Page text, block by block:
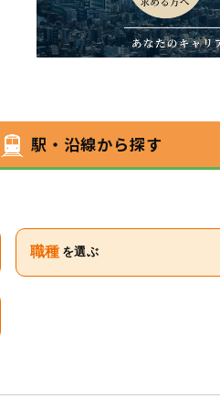
駅・沿線から探す
職種 を選ぶ